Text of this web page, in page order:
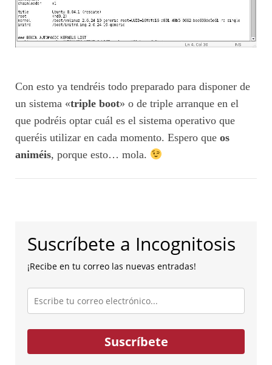
Con esto ya tendréis todo preparado para disponer de
un sistema «triple boot» o de triple arranque en el
que podréis optar cuál es el sistema operativo que
queréis utilizar en cada momento. Espero que os
animéis, porque esto… mola.
Suscríbete a Incognitosis
¡Recibe en tu correo las nuevas entradas!
Escribe
tu
correo
electrónico...
Suscríbete